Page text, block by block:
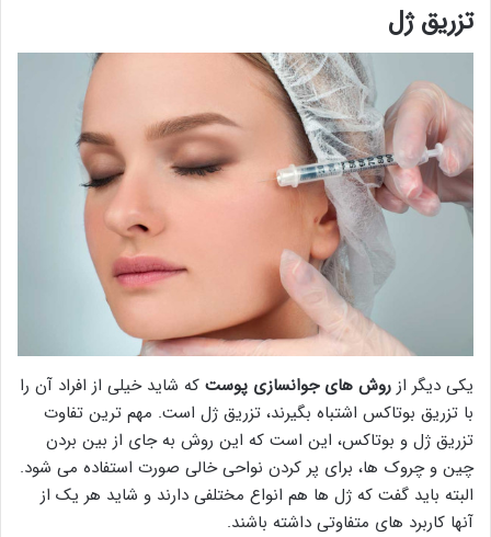
تزریق ژل
یکی دیگر از روش های جوانسازی پوست که شاید خیلی از افراد آن را
با تزریق بوتاکس اشتباه بگیرند، تزریق ژل است. مهم ترین تفاوت
تزریق ژل و بوتاکس، این است که این روش به جای از بین بردن
چین و چروک ها، برای پر کردن نواحی خالی صورت استفاده می شود.
البته باید گفت که ژل ها هم انواع مختلفی دارند و شاید هر یک از
آنها کاربرد های متفاوتی داشته باشند.